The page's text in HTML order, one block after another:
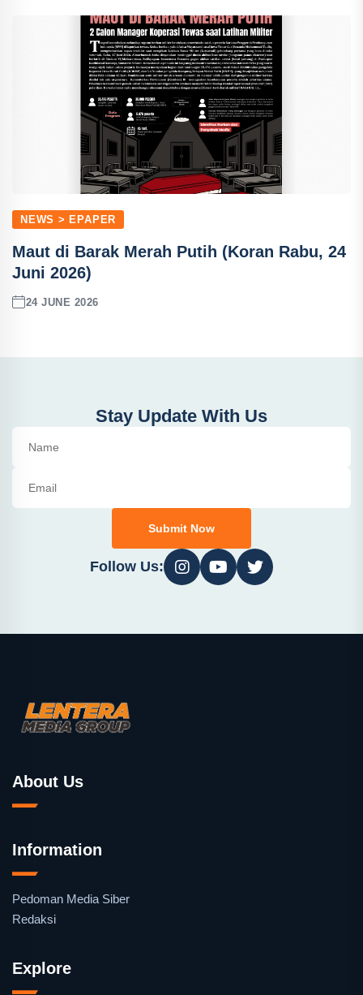
NEWS > EPAPER
Maut di Barak Merah Putih (Koran Rabu, 24
Juni 2026)
24 JUNE 2026
Stay Update With Us
Submit Now
Follow Us:
About Us
Information
Pedoman Media Siber
Redaksi
Explore